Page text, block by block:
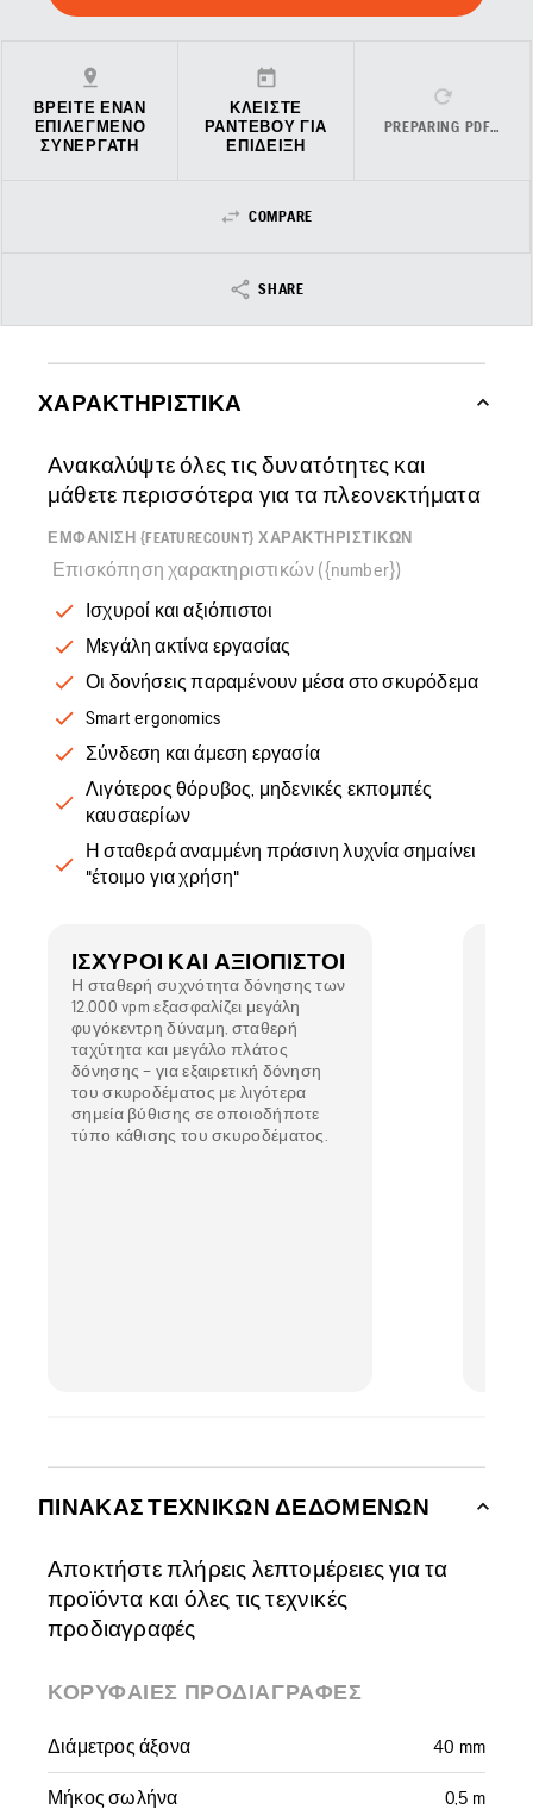
ΒΡΕΊΤΕ ΈΝΑΝ
ΕΠΙΛΕΓΜΈΝΟ
ΣΥΝΕΡΓΆΤΗ
ΚΛΕΊΣΤΕ
ΡΑΝΤΕΒΟΎ ΓΙΑ
ΕΠΊΔΕΙΞΗ
PREPARING PDF…
COMPARE
SHARE
ΧΑΡΑΚΤΗΡΙΣΤΙΚΆ
Ανακαλύψτε όλες τις δυνατότητες και
μάθετε περισσότερα για τα πλεονεκτήματα
ΕΜΦΆΝΙΣΗ {FEATURECOUNT} ΧΑΡΑΚΤΗΡΙΣΤΙΚΏΝ
Επισκόπηση χαρακτηριστικών ({number})
Ισχυροί και αξιόπιστοι
Μεγάλη ακτίνα εργασίας
Οι δονήσεις παραμένουν μέσα στο σκυρόδεμα
Smart ergonomics
Σύνδεση και άμεση εργασία
Λιγότερος θόρυβος, μηδενικές εκπομπές
καυσαερίων
Η σταθερά αναμμένη πράσινη λυχνία σημαίνει
"έτοιμο για χρήση"
ΙΣΧΥΡΟΊ ΚΑΙ ΑΞΙΌΠΙΣΤΟΙ
Η σταθερή συχνότητα δόνησης των
12.000 vpm εξασφαλίζει μεγάλη
φυγόκεντρη δύναμη, σταθερή
ταχύτητα και μεγάλο πλάτος
δόνησης – για εξαιρετική δόνηση
του σκυροδέματος με λιγότερα
σημεία βύθισης σε οποιοδήποτε
τύπο κάθισης του σκυροδέματος.
ΠΊΝΑΚΑΣ ΤΕΧΝΙΚΏΝ ΔΕΔΟΜΈΝΩΝ
Αποκτήστε πλήρεις λεπτομέρειες για τα
προϊόντα και όλες τις τεχνικές
προδιαγραφές
ΚΟΡΥΦΑΊΕΣ ΠΡΟΔΙΑΓΡΑΦΈΣ
Διάμετρος άξονα 40 mm
Μήκος σωλήνα 0,5 m